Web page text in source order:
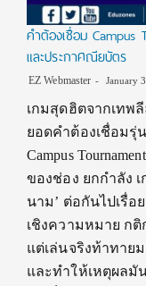
คำต้องเชื่อม
และประกาศณียบัตร
EZ Webmaster January
เกมสุดฮิตจากเทพ
ยอดคำต้องเชื่อมรุ่
Campus
ของช่อง ยกกำลัง
นาม’ ต่อกันไปเรื่อ
เชิงความหมาย กติ
แต่เล่นจริงท้าทาย
และทำให้เหตุผลมั